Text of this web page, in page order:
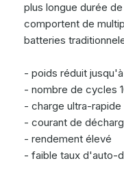
plus longue durée
comportent de
batteries
- poids réduit
- nombre de cycles
- charge ultra-rapide
- courant de
- rendement élevé
- faible taux d'auto-